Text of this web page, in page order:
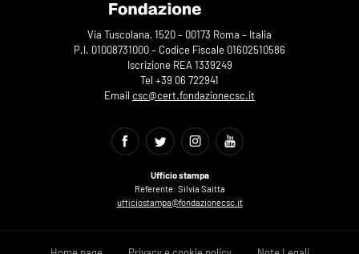
Via Tuscolana, 1520 – 00173 Roma – Italia
P.I. 01008731000 – Codice Fiscale 01602510586
Iscrizione REA 1339249
Tel +39 06 722941
Email csc@cert.fondazionecsc.it
Ufficio stampa
Referente: Silvia Saitta
ufficiostampa@fondazionecsc.it